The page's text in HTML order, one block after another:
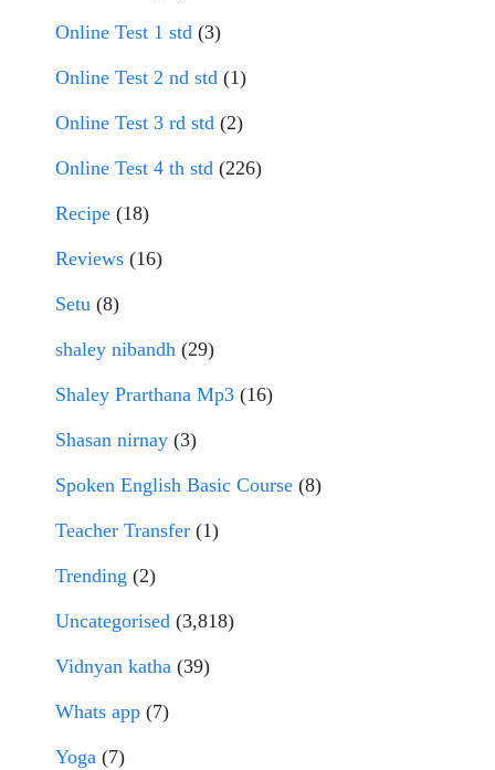
Online Test 1 std (3)
Online Test 2 nd std (1)
Online Test 3 rd std (2)
Online Test 4 th std (226)
Recipe (18)
Reviews (16)
Setu (8)
shaley nibandh (29)
Shaley Prarthana Mp3 (16)
Shasan nirnay (3)
Spoken English Basic Course (8)
Teacher Transfer (1)
Trending (2)
Uncategorised (3,818)
Vidnyan katha (39)
Whats app (7)
Yoga (7)